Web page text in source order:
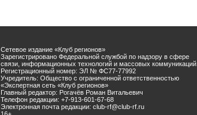
Сетевое издание «Клуб регионов»
Зарегистрировано Федеральной службой по надзору в сфере
связи, информационных технологий и массовых коммуникаций.
Регистрационный номер: ЭЛ № ФС77-77992
Учредитель: Общество с ограниченной ответственностью
«Экспертная сеть «Клуб регионов»
Главный редактор: Рогачёв Роман Витальевич
Телефон редакции: +7-913-601-67-68
Электронная почта редакции: club-rf@club-rf.ru